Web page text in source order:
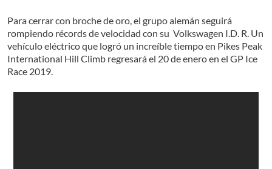
Para cerrar con broche de oro, el grupo alemán seguirá
rompiendo récords de velocidad con su Volkswagen I.D. R. Un
vehículo eléctrico que logró un increíble tiempo en Pikes Peak
International Hill Climb regresará el 20 de enero en el GP Ice
Race 2019.